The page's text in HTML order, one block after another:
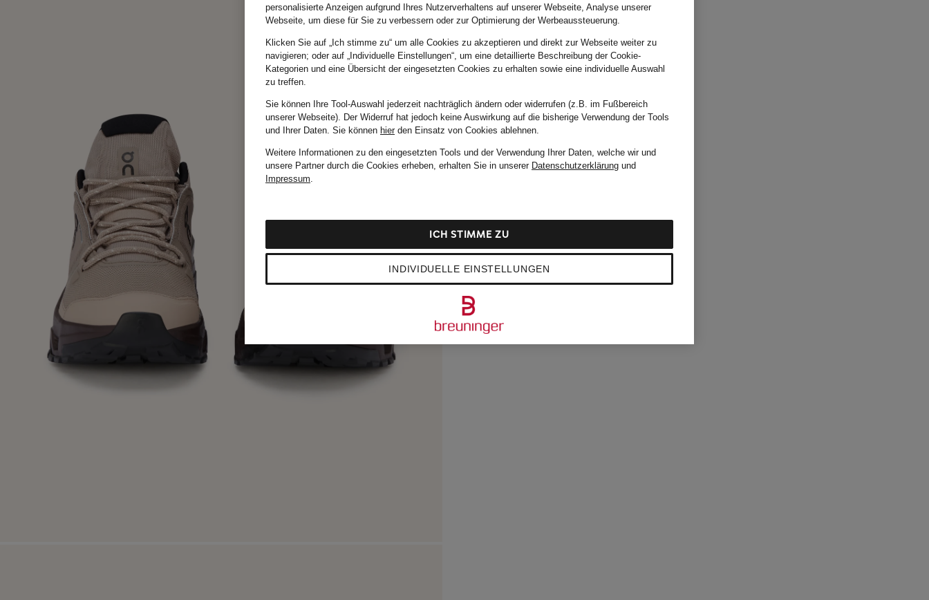
personalisierte Anzeigen aufgrund Ihres Nutzerverhaltens auf unserer Webseite, Analyse unserer
Webseite, um diese für Sie zu verbessern oder zur Optimierung der Werbeaussteuerung.
Klicken Sie auf „Ich stimme zu“ um alle Cookies zu akzeptieren und direkt zur Webseite weiter zu
navigieren; oder auf „Individuelle Einstellungen“, um eine detaillierte Beschreibung der Cookie-
Kategorien und eine Übersicht der eingesetzten Cookies zu erhalten sowie eine individuelle Auswahl
zu treffen.
Sie können Ihre Tool-Auswahl jederzeit nachträglich ändern oder widerrufen (z.B. im Fußbereich
unserer Webseite). Der Widerruf hat jedoch keine Auswirkung auf die bisherige Verwendung der Tools
und Ihrer Daten. Sie können hierden Einsatz von Cookies ablehnen.
Weitere Informationen zu den eingesetzten Tools und der Verwendung Ihrer Daten, welche wir und
unsere Partner durch die Cookies erheben, erhalten Sie in unserer Datenschutzerklärung und
Impressum.
INDIVIDUELLE EINSTELLUNGEN
ICH STIMME ZU